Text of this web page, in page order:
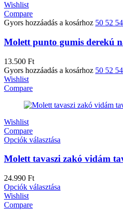
Wishlist
Compare
Gyors hozzáadás a kosárhoz 50 52 54
Molett punto gumis derekú
13.500 Ft
Gyors hozzáadás a kosárhoz 50 52 54
Wishlist
Compare
Wishlist
Compare
Opciók választása
Molett tavaszi zakó vidám
24.990 Ft
Opciók választása
Wishlist
Compare